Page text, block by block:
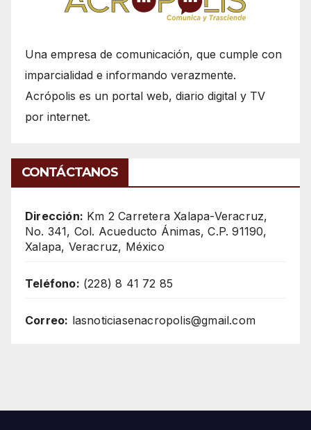
Una empresa de comunicación, que cumple con
imparcialidad e informando verazmente.
Acrópolis es un portal web, diario digital y TV
por internet.
CONTÁCTANOS
Dirección: Km 2 Carretera Xalapa-Veracruz,
No. 341, Col. Acueducto Ánimas, C.P. 91190,
Xalapa, Veracruz, México
Teléfono: (228) 8 41 72 85
Correo: lasnoticiasenacropolis@gmail.com